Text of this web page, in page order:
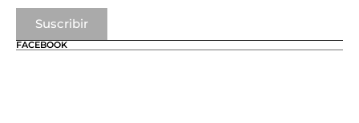
Suscribir
FACEBOOK